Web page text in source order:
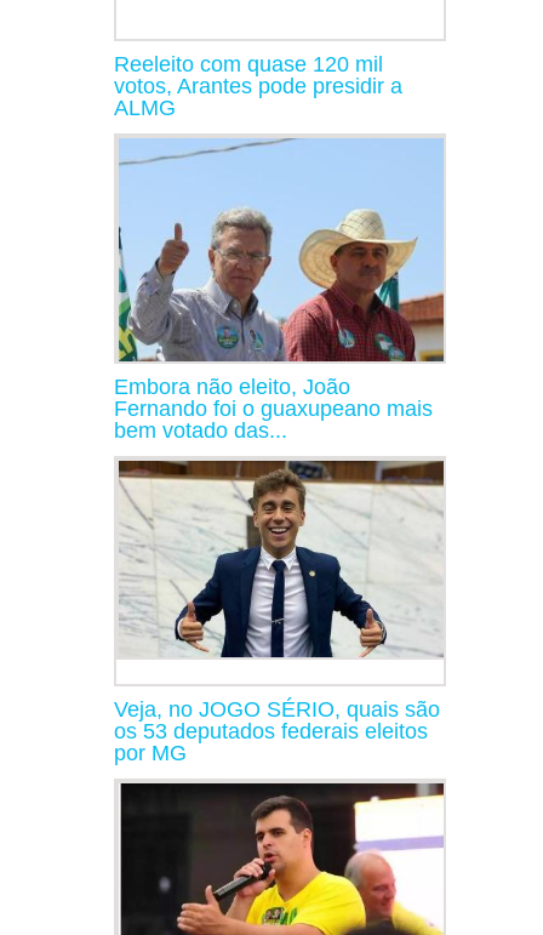
Reeleito com quase 120 mil
votos, Arantes pode presidir a
ALMG
Embora não eleito, João
Fernando foi o guaxupeano mais
bem votado das...
Veja, no JOGO SÉRIO, quais são
os 53 deputados federais eleitos
por MG